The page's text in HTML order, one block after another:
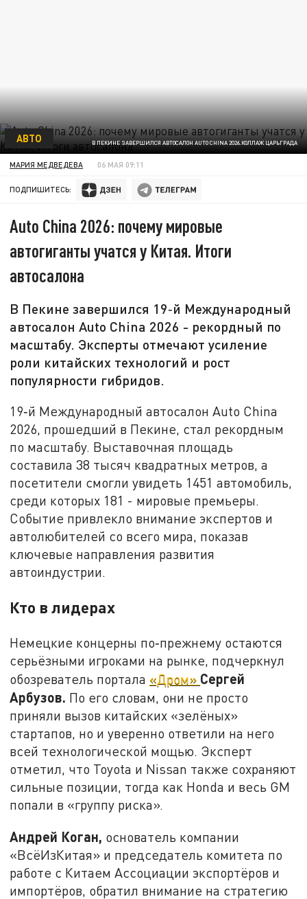
В ПЕКИНЕ ЗАВЕРШИЛСЯ АВТОСАЛОН AUTO CHINA 2026.КОЛЛАЖ ЦАРЬГРАДА
АВТО
МАРИЯ МЕДВЕДЕВА 06 МАЯ 09:11
ПОДПИШИТЕСЬ:
Auto China 2026: почему мировые
автогиганты учатся у Китая. Итоги
автосалона
В Пекине завершился 19‑й Международный
автосалон Auto China 2026 - рекордный по
масштабу. Эксперты отмечают усиление
роли китайских технологий и рост
популярности гибридов.
19‑й Международный автосалон Auto China
2026, прошедший в Пекине, стал рекордным
по масштабу. Выставочная площадь
составила 38 тысяч квадратных метров, а
посетители смогли увидеть 1451 автомобиль,
среди которых 181 - мировые премьеры.
Событие привлекло внимание экспертов и
автолюбителей со всего мира, показав
ключевые направления развития
автоиндустрии.
Кто в лидерах
Немецкие концерны по‑прежнему остаются
серьёзными игроками на рынке, подчеркнул
обозреватель портала «Дром» Сергей
Арбузов. По его словам, они не просто
приняли вызов китайских «зелёных»
стартапов, но и уверенно ответили на него
всей технологической мощью. Эксперт
отметил, что Toyota и Nissan также сохраняют
сильные позиции, тогда как Honda и весь GM
попали в «группу риска».
Андрей Коган, основатель компании
«ВсёИзКитая» и председатель комитета по
работе с Китаем Ассоциации экспортёров и
импортёров, обратил внимание на стратегию